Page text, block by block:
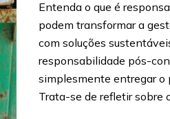
Entenda o que é
podem transformar a
com soluções
responsabilidade pós-
simplesmente entregar o
Trata-se de refletir sobre